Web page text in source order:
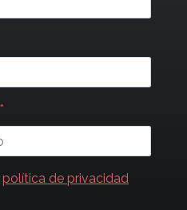
política de privacidad